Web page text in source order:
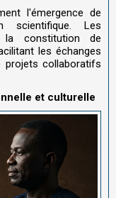
l'émergence de
scientifique. Les
la constitution de
les échanges
collaboratifs
et culturelle